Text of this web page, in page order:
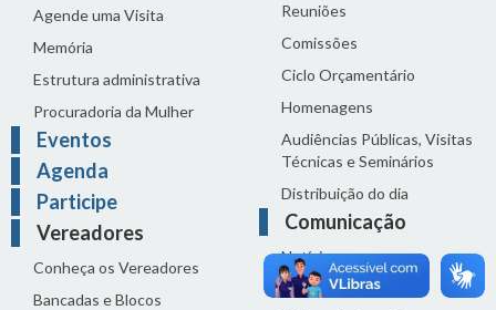
Agende uma Visita
Memória
Estrutura administrativa
Procuradoria da Mulher
Eventos
Agenda
Participe
Vereadores
Conheça os Vereadores
Bancadas e Blocos
Reuniões
Comissões
Ciclo Orçamentário
Homenagens
Audiências Públicas, Visitas
Técnicas e Seminários
Distribuição do dia
Comunicação
Notícias
Sala de Imprensa